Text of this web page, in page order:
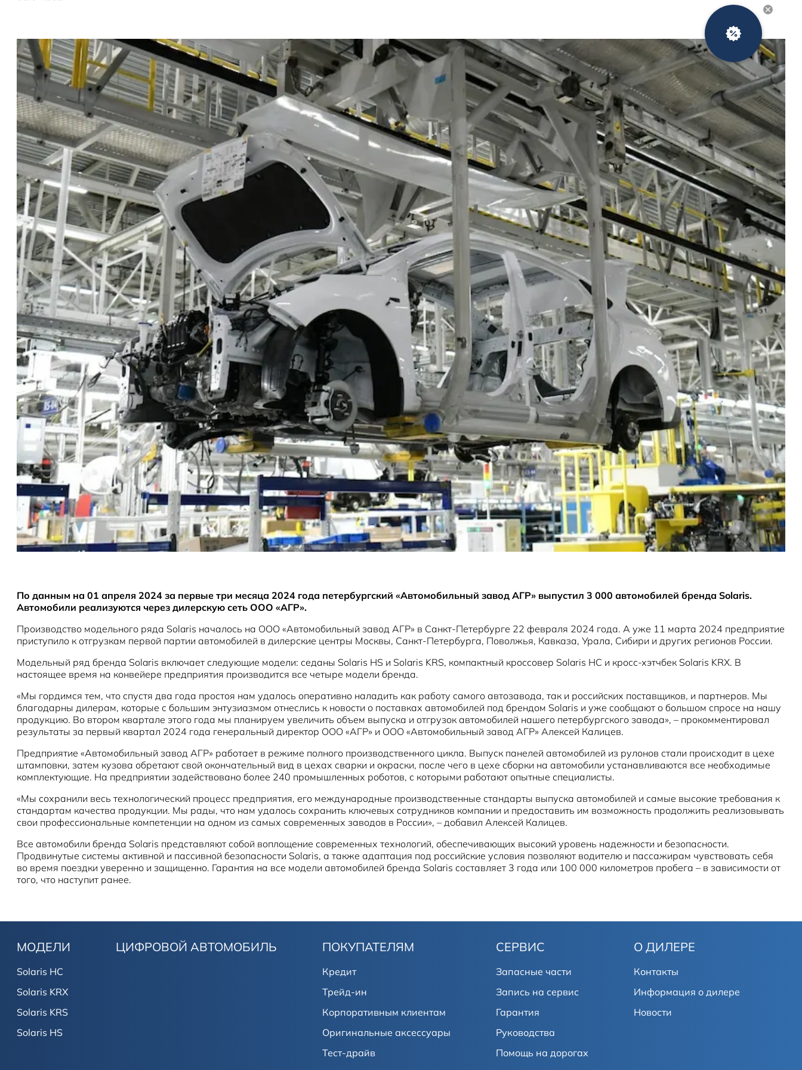
По данным на 01 апреля 2024 за первые три месяца 2024 года петербургский «Автомобильный завод АГР» выпустил 3 000 автомобилей бренда Solaris.
Автомобили реализуются через дилерскую сеть ООО «АГР».
Производство модельного ряда Solaris началось на ООО «Автомобильный завод АГР» в Санкт-Петербурге 22 февраля 2024 года. А уже 11 марта 2024 предприятие
приступило к отгрузкам первой партии автомобилей в дилерские центры Москвы, Санкт-Петербурга, Поволжья, Кавказа, Урала, Сибири и других регионов России.
Модельный ряд бренда Solaris включает следующие модели: седаны Solaris HS и Solaris KRS, компактный кроссовер Solaris HC и кросс-хэтчбек Solaris KRX. В
настоящее время на конвейере предприятия производится все четыре модели бренда.
«Мы гордимся тем, что спустя два года простоя нам удалось оперативно наладить как работу самого автозавода, так и российских поставщиков, и партнеров. Мы
благодарны дилерам, которые с большим энтузиазмом отнеслись к новости о поставках автомобилей под брендом Solaris и уже сообщают о большом спросе на нашу
продукцию. Во втором квартале этого года мы планируем увеличить объем выпуска и отгрузок автомобилей нашего петербургского завода», – прокомментировал
результаты за первый квартал 2024 года генеральный директор ООО «АГР» и ООО «Автомобильный завод АГР» Алексей Калицев.
Предприятие «Автомобильный завод АГР» работает в режиме полного производственного цикла. Выпуск панелей автомобилей из рулонов стали происходит в цехе
штамповки, затем кузова обретают свой окончательный вид в цехах сварки и окраски, после чего в цехе сборки на автомобили устанавливаются все необходимые
комплектующие. На предприятии задействовано более 240 промышленных роботов, с которыми работают опытные специалисты.
«Мы сохранили весь технологический процесс предприятия, его международные производственные стандарты выпуска автомобилей и самые высокие требования к
стандартам качества продукции. Мы рады, что нам удалось сохранить ключевых сотрудников компании и предоставить им возможность продолжить реализовывать
свои профессиональные компетенции на одном из самых современных заводов в России», – добавил Алексей Калицев.
Все автомобили бренда Solaris представляют собой воплощение современных технологий, обеспечивающих высокий уровень надежности и безопасности.
Продвинутые системы активной и пассивной безопасности Solaris, а также адаптация под российские условия позволяют водителю и пассажирам чувствовать себя
во время поездки уверенно и защищенно. Гарантия на все модели автомобилей бренда Solaris составляет 3 года или 100 000 километров пробега – в зависимости от
того, что наступит ранее.
МОДЕЛИ
Solaris HC
Solaris KRX
Solaris KRS
Solaris HS
ЦИФРОВОЙ АВТОМОБИЛЬ ПОКУПАТЕЛЯМ
Кредит
Трейд-ин
Корпоративным клиентам
Оригинальные аксессуары
Тест-драйв
СЕРВИС
Запасные части
Запись на сервис
Гарантия
Руководства
Помощь на дорогах
О ДИЛЕРЕ
Контакты
Информация о дилере
Новости